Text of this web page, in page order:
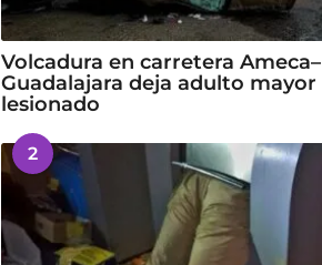
Volcadura en carretera Ameca–
Guadalajara deja adulto mayor
lesionado
2